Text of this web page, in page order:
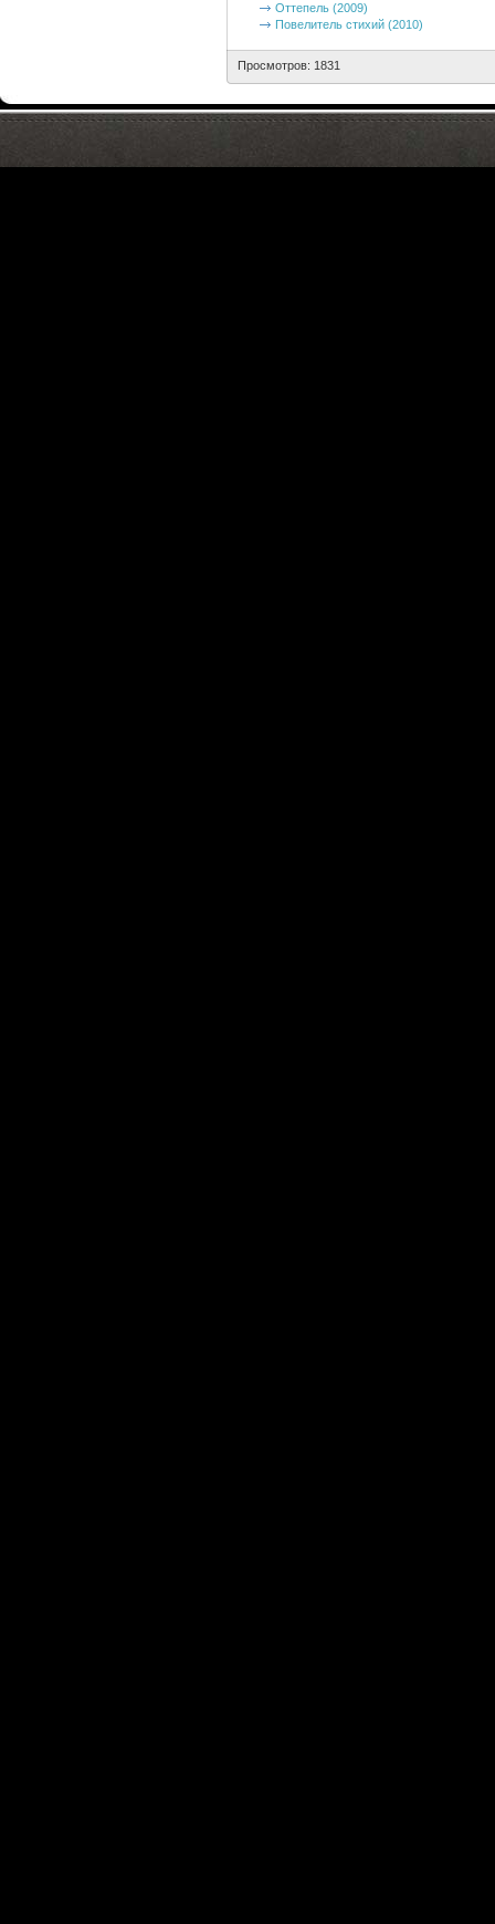
Оттепель (2009)
Повелитель стихий (2010)
Просмотров: 1831